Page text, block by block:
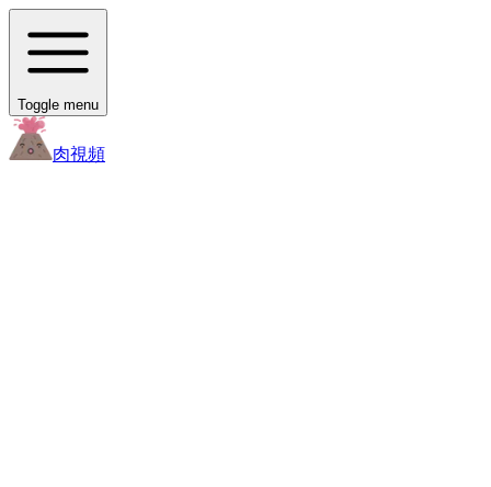
Toggle menu
肉視頻